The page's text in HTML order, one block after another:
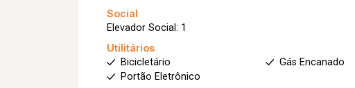
Social
Elevador Social: 1
Utilitários
Bicicletário
Gás Encanado
Portão Eletrônico